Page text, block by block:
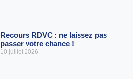
Recours RDVC : ne laissez pas
passer votre chance !
10 juillet 2026